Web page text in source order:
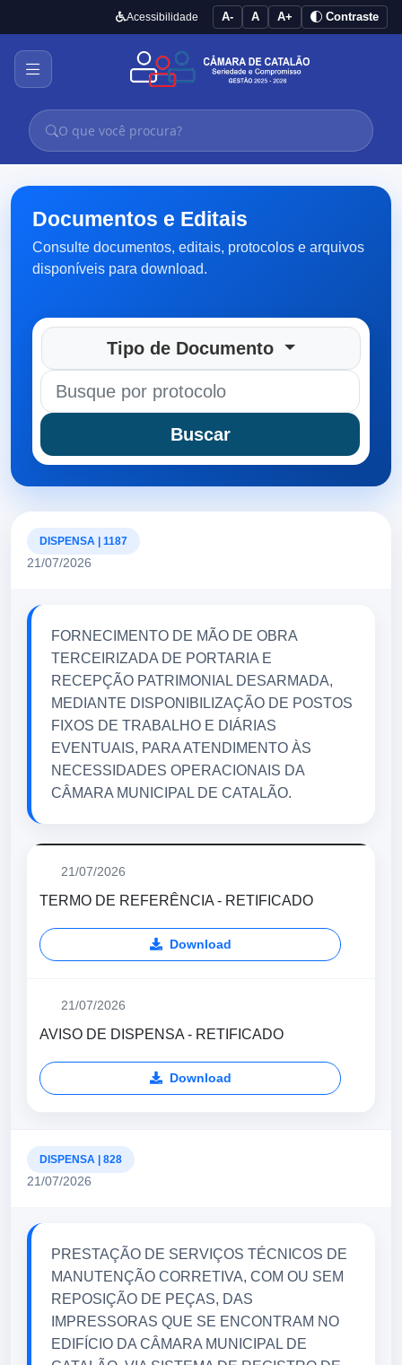
Acessibilidade A- A A+ Contraste
Documentos e Editais
Consulte documentos, editais, protocolos e arquivos
disponíveis para download.
Tipo de Documento
Buscar
DISPENSA | 1187
21/07/2026
FORNECIMENTO DE MÃO DE OBRA
TERCEIRIZADA DE PORTARIA E
RECEPÇÃO PATRIMONIAL DESARMADA,
MEDIANTE DISPONIBILIZAÇÃO DE POSTOS
FIXOS DE TRABALHO E DIÁRIAS
EVENTUAIS, PARA ATENDIMENTO ÀS
NECESSIDADES OPERACIONAIS DA
CÂMARA MUNICIPAL DE CATALÃO.
21/07/2026
TERMO DE REFERÊNCIA - RETIFICADO
Download
21/07/2026
AVISO DE DISPENSA - RETIFICADO
Download
DISPENSA | 828
21/07/2026
PRESTAÇÃO DE SERVIÇOS TÉCNICOS DE
MANUTENÇÃO CORRETIVA, COM OU SEM
REPOSIÇÃO DE PEÇAS, DAS
IMPRESSORAS QUE SE ENCONTRAM NO
EDIFÍCIO DA CÂMARA MUNICIPAL DE